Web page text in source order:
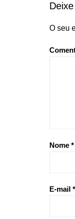
O seu
Nome *
E-mail *